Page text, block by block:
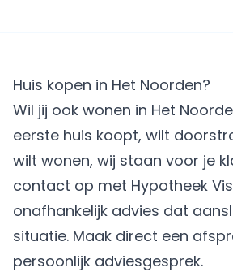
Huis kopen in Het Noorden?
Wil jij ook wonen in Het
eerste huis koopt, wilt
wilt wonen, wij staan voor je
contact op met Hypotheek
onafhankelijk advies dat
situatie. Maak direct een
persoonlijk adviesgesprek.